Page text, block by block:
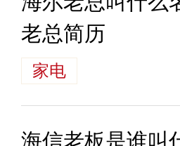
老总简历
家电
海信老板是谁叫